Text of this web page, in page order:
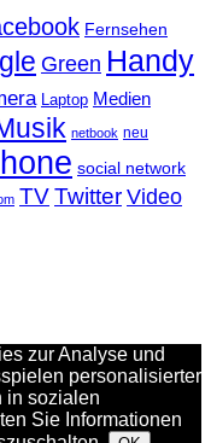
Fernsehen
Green Handy
Laptop Medien
netbook neu
social network
TVTwitter Video
zur Analyse und
personalisierter
in sozialen
Sie Informationen